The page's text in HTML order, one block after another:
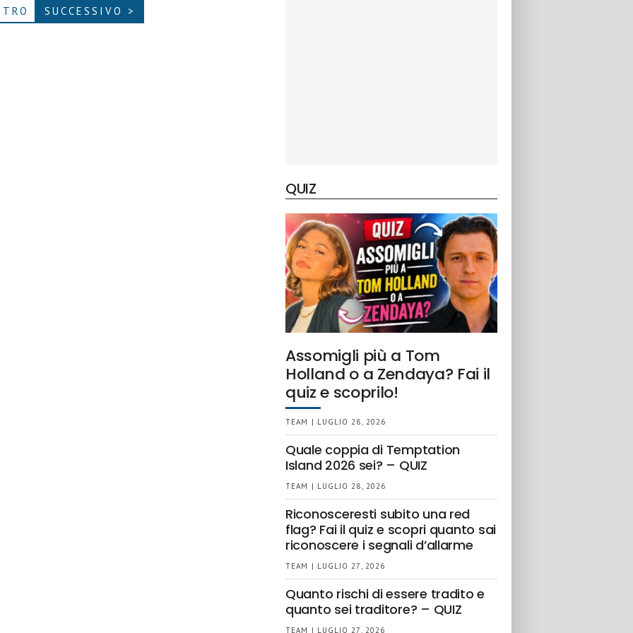
SUCCESSIVO >
QUIZ
Assomigli più a Tom
Holland o a Zendaya? Fai il
quiz e scoprilo!
TEAM | LUGLIO 28, 2026
Quale coppia di Temptation
Island 2026 sei? – QUIZ
TEAM | LUGLIO 28, 2026
Riconosceresti subito una red
flag? Fai il quiz e scopri quanto sai
riconoscere i segnali d’allarme
TEAM | LUGLIO 27, 2026
Quanto rischi di essere tradito e
quanto sei traditore? – QUIZ
TEAM | LUGLIO 27, 2026